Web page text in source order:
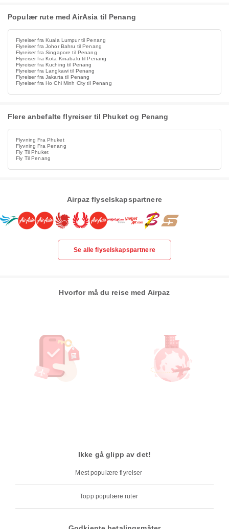
Populær rute med AirAsia til Penang
Flyreiser fra Kuala Lumpur til Penang
Flyreiser fra Johor Bahru til Penang
Flyreiser fra Singapore til Penang
Flyreiser fra Kota Kinabalu til Penang
Flyreiser fra Kuching til Penang
Flyreiser fra Langkawi til Penang
Flyreiser fra Jakarta til Penang
Flyreiser fra Ho Chi Minh City til Penang
Flere anbefalte flyreiser til Phuket og Penang
Flyvning Fra Phuket
Flyvning Fra Penang
Fly Til Phuket
Fly Til Penang
Airpaz flyselskapspartnere
Se alle flyselskapspartnere
Hvorfor må du reise med Airpaz
Ikke gå glipp av det!
Mest populære flyreiser
Topp populære ruter